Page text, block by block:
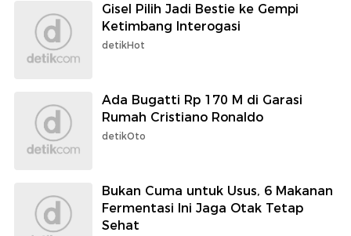
Gisel Pilih Jadi Bestie ke Gempi
Ketimbang Interogasi
detikHot
Ada Bugatti Rp 170 M di Garasi
Rumah Cristiano Ronaldo
detikOto
Bukan Cuma untuk Usus, 6 Makanan
Fermentasi Ini Jaga Otak Tetap
Sehat